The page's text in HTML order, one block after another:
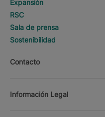
Expansión
RSC
Sala de prensa
Sostenibilidad
Contacto
Información Legal